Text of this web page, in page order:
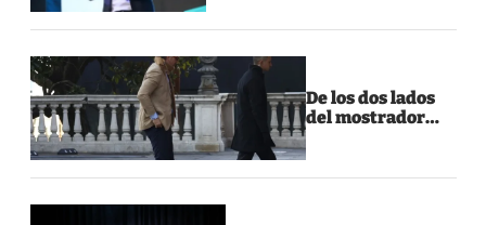
De los dos lados
del mostrador…